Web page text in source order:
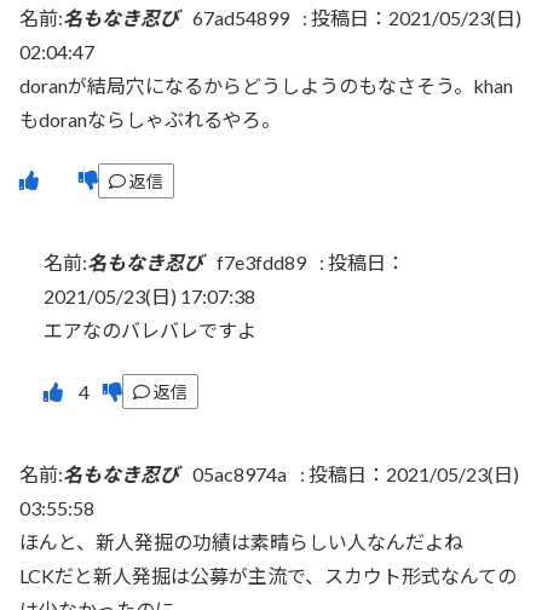
名前:名もなき忍び 67ad54899 : 投稿日：2021/05/23(日)
02:04:47
doranが結局穴になるからどうしようのもなさそう。khan
もdoranならしゃぶれるやろ。
返信
名前:名もなき忍び f7e3fdd89 : 投稿日：
2021/05/23(日) 17:07:38
エアなのバレバレですよ
返信
名前:名もなき忍び 05ac8974a : 投稿日：2021/05/23(日)
03:55:58
ほんと、新人発掘の功績は素晴らしい人なんだよね
LCKだと新人発掘は公募が主流で、スカウト形式なんての